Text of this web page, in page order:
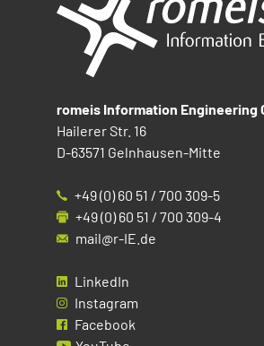
romeis Information Engineering
Hailerer Str. 16
D-63571 Gelnhausen-Mitte
+49 (0) 60 51 / 700 309-5
+49 (0) 60 51 / 700 309-4
mail@r-IE.de
LinkedIn
Instagram
Facebook